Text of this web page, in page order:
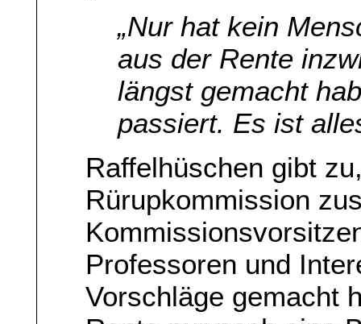
„Nur hat kein
aus der Rente
längst gemacht
passiert. Es ist
Raffelhüschen gibt
Rürupkommission
Professoren und
Vorschläge gemacht